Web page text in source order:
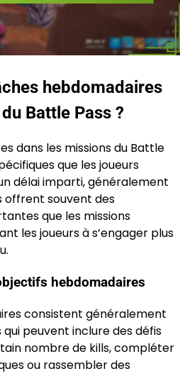
hebdomadaires
Battle Pass ?
dans les missions du Battle
que les joueurs
délai imparti, généralement
offrent souvent des
que les missions
les joueurs à s’engager plus
hebdomadaires
consistent généralement
peuvent inclure des défis
nombre de kills, compléter
ou rassembler des